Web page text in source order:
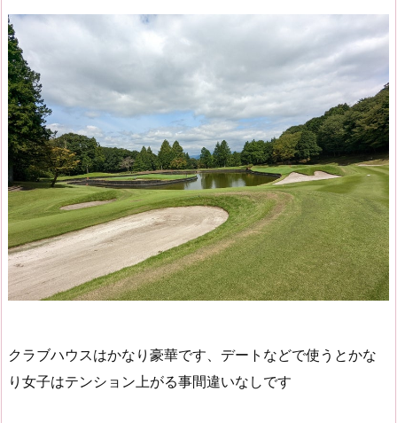
クラブハウスはかなり豪華です、デートなどで使うとかな
り女子はテンション上がる事間違いなしです